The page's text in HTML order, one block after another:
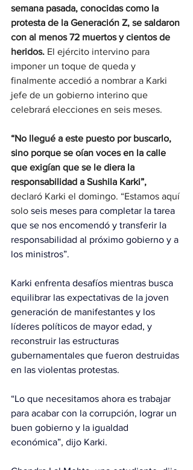
semana pasada, conocidas como la
protesta de la Generación Z, se saldaron
con al menos 72 muertos y cientos de
heridos. El ejército intervino para
imponer un toque de queda y
finalmente accedió a nombrar a Karki
jefe de un gobierno interino que
celebrará elecciones en seis meses.
“No llegué a este puesto por buscarlo,
sino porque se oían voces en la calle
que exigían que se le diera la
responsabilidad a Sushila Karki”,
declaró Karki el domingo. “Estamos aquí
solo seis meses para completar la tarea
que se nos encomendó y transferir la
responsabilidad al próximo gobierno y a
los ministros”.
Karki enfrenta desafíos mientras busca
equilibrar las expectativas de la joven
generación de manifestantes y los
líderes políticos de mayor edad, y
reconstruir las estructuras
gubernamentales que fueron destruidas
en las violentas protestas.
“Lo que necesitamos ahora es trabajar
para acabar con la corrupción, lograr un
buen gobierno y la igualdad
económica”, dijo Karki.